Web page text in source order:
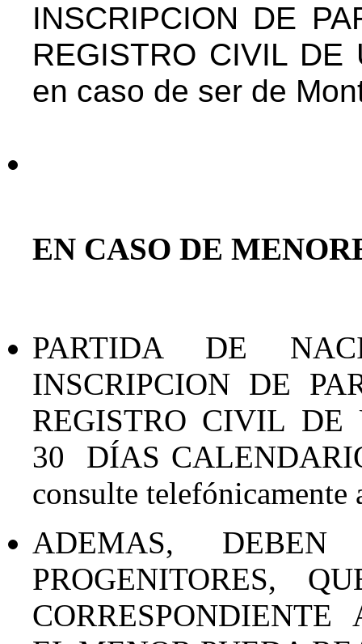
INSCRIPCION DE
REGISTRO CIVIL DE
en caso de ser de
EN CASO DE
PARTIDA DE
INSCRIPCION DE
REGISTRO CIVIL DE
30 DÍAS
consulte
ADEMAS,
PROGENITORES,